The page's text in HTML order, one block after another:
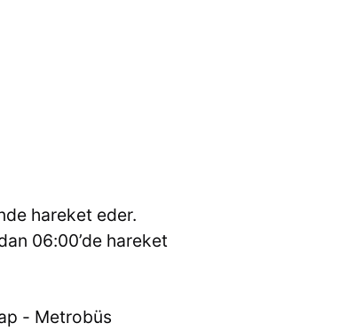
hareket eder.
06:00’de hareket
- Metrobüs